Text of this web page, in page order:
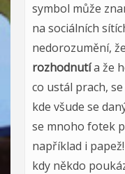
symbol může
na sociálních
nedorozumění,
rozhodnutía že
co ustál prach,
kde všude se
se mnoho fotek
například i papež!
kdy někdo